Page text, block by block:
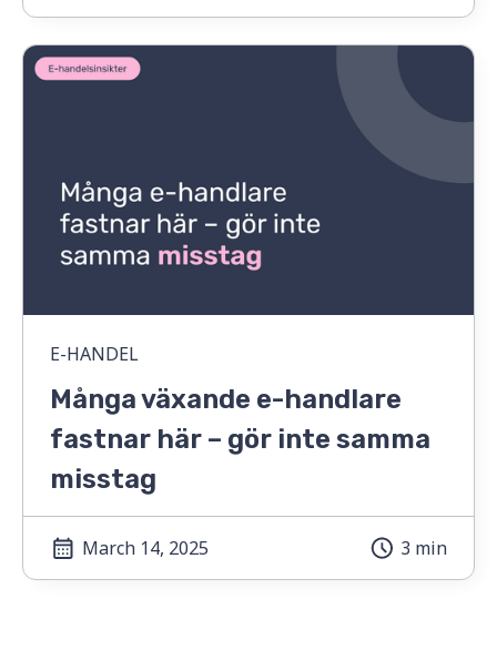
E-HANDEL
Många växande e-handlare
fastnar här – gör inte samma
misstag
March 14, 2025 3 min